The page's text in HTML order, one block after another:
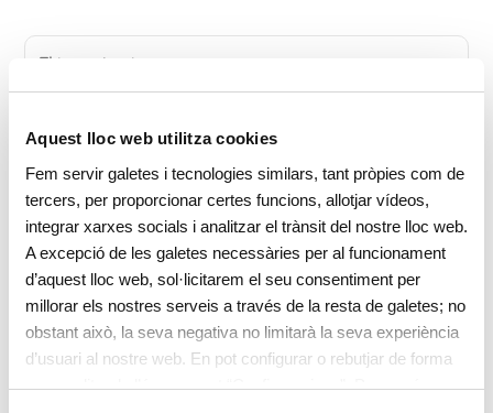
Aquest lloc web utilitza cookies
Fem servir galetes i tecnologies similars, tant pròpies com de
tercers, per proporcionar certes funcions, allotjar vídeos,
integrar xarxes socials i analitzar el trànsit del nostre lloc web.
A excepció de les galetes necessàries per al funcionament
d’aquest lloc web, sol·licitarem el seu consentiment per
millorar els nostres serveis a través de la resta de galetes; no
obstant això, la seva negativa no limitarà la seva experiència
d’usuari al nostre web. En pot configurar o rebutjar de forma
personalitzada l’ús prement “Configuracions”. Per a més
Accepto lapolítica de privacitat